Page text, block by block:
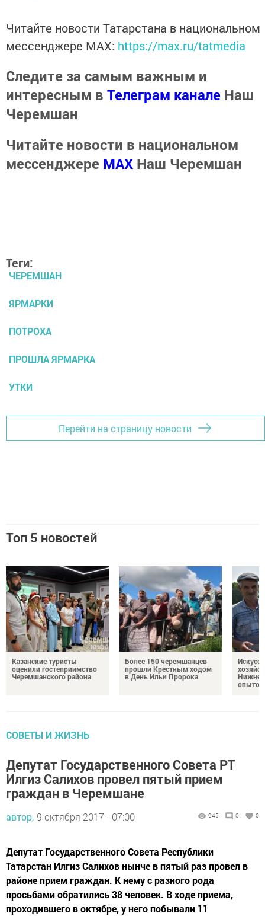
Читайте новости Татарстана в национальном
мессенджере MАХ: https://max.ru/tatmedia
Следите за самым важным и
интересным в Телеграм канале Наш
Черемшан
Читайте новости в национальном
мессенджере MАХ Наш Черемшан
Теги:
ЧЕРЕМШАН
ЯРМАРКИ
ПОТРОХА
ПРОШЛА ЯРМАРКА
УТКИ
Перейти на страницу новости
Топ 5 новостей
Казанские туристы
оценили гостеприимство
Черемшанского района
Более 150 черемшанцев
прошли Крестным ходом
в День Ильи Пророка
Нижней
опытом
СОВЕТЫ И ЖИЗНЬ
Депутат Государственного Совета РТ
Илгиз Салихов провел пятый прием
граждан в Черемшане
автор, 9 октября 2017 - 07:00 945 0 0
Депутат Государственного Совета Республики
Татарстан Илгиз Салихов нынче в пятый раз провел в
районе прием граждан. К нему с разного рода
просьбами обратились 38 человек. В ходе приема,
проходившего в октябре, у него побывали 11